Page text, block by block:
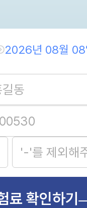
2026년 08월 08
료 확인하기